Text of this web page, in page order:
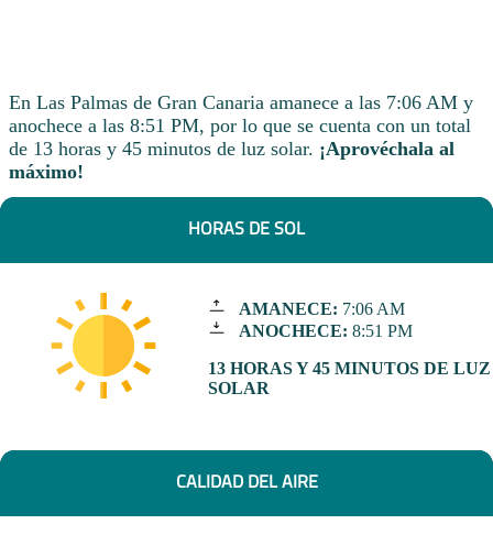
En Las Palmas de Gran Canaria amanece a las 7:06 AM y
anochece a las 8:51 PM, por lo que se cuenta con un total
de 13 horas y 45 minutos de luz solar. ¡Aprovéchala al
máximo!
HORAS DE SOL
AMANECE: 7:06 AM
ANOCHECE: 8:51 PM
13 HORAS Y 45 MINUTOS DE LUZ
SOLAR
CALIDAD DEL AIRE